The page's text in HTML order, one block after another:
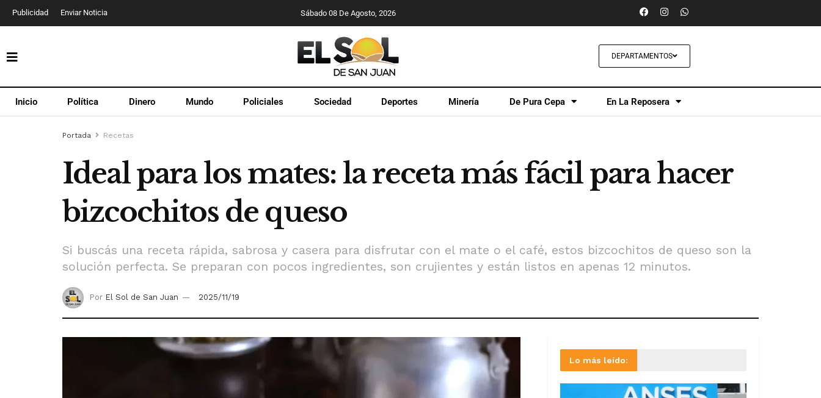
Publicidad Enviar Noticia Sábado 08 De Agosto, 2026
DEPARTAMENTOS
Inicio Política Dinero Mundo Policiales Sociedad Deportes Minería De Pura Cepa En La Reposera
Portada Recetas
Ideal para los mates: la receta más fácil para hacer
bizcochitos de queso
Si buscás una receta rápida, sabrosa y casera para disfrutar con el mate o el café, estos bizcochitos de queso son la
solución perfecta. Se preparan con pocos ingredientes, son crujientes y están listos en apenas 12 minutos.
Por El Sol de San Juan 2025/11/19
Lo más leído: